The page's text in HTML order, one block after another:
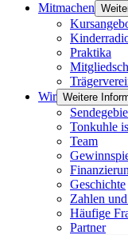
Mitmachen
Praktika
Wir Weitere
Tonkuhle
Team
Geschichte
Zahlen
Häufige
Partner